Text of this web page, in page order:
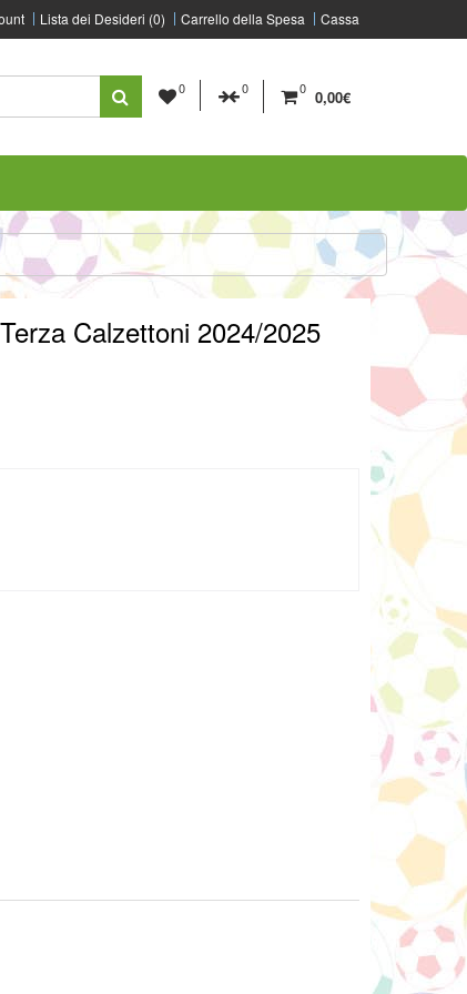
Lista dei Desideri (0) Carrello della Spesa Cassa
0 0 0 0,00€
Calzettoni 2024/2025